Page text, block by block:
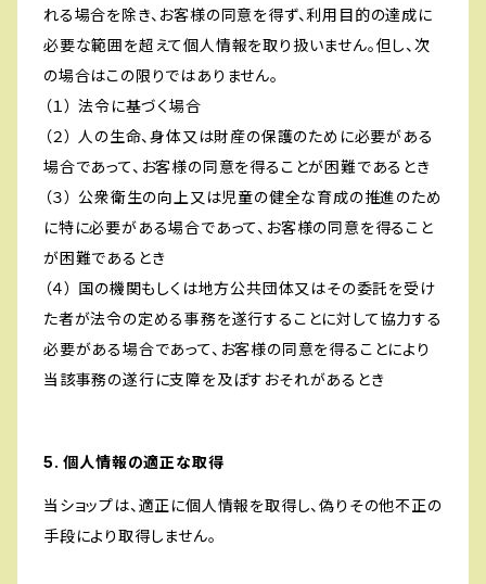
れる場合を除き、お客様の同意を得ず、利用目的の達成に
必要な範囲を超えて個人情報を取り扱いません。但し、次
の場合はこの限りではありません。
（１） 法令に基づく場合
（２） 人の生命、身体又は財産の保護のために必要がある
場合であって、お客様の同意を得ることが困難であるとき
（３） 公衆衛生の向上又は児童の健全な育成の推進のため
に特に必要がある場合であって、お客様の同意を得ること
が困難であるとき
（４） 国の機関もしくは地方公共団体又はその委託を受け
た者が法令の定める事務を遂行することに対して協力する
必要がある場合であって、お客様の同意を得ることにより
当該事務の遂行に支障を及ぼすおそれがあるとき
5. 個人情報の適正な取得
当ショップは、適正に個人情報を取得し、偽りその他不正の
手段により取得しません。